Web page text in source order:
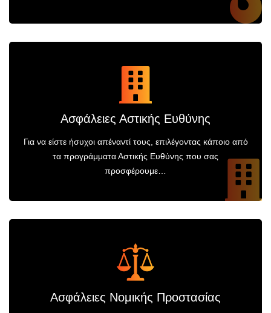
Ασφάλειες Αστικής Ευθύνης
Για να είστε ήσυχοι απέναντί τους, επιλέγοντας κάποιο από
τα προγράμματα Αστικής Ευθύνης που σας
προσφέρουμε…
Ασφάλειες Νομικής Προστασίας